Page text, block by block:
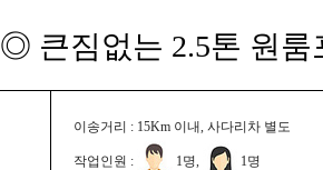
◎ 큰짐없는 2.5톤 원룸
이송거리 : 15Km 이내, 사다리차 별도
작업인원 : 1명, 1명